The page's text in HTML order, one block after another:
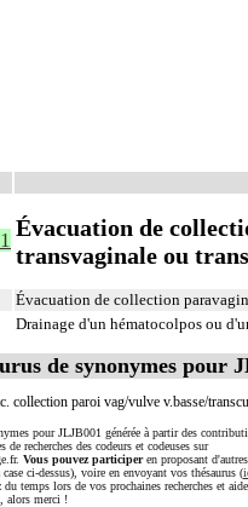
Évacuation de
transvaginale ou
Évacuation de collection
Drainage d'un hématocolpos ou
de synonymes pour
collection paroi vag/vulve v.basse/
pour JLJB001 générée à partir des
de recherches des codeurs et codeuses sur
Vous pouvez participeren proposant
case ci-dessus), voire en envoyant vos thésaurus (
du temps lors de vos prochaines recherches et
alors merci !